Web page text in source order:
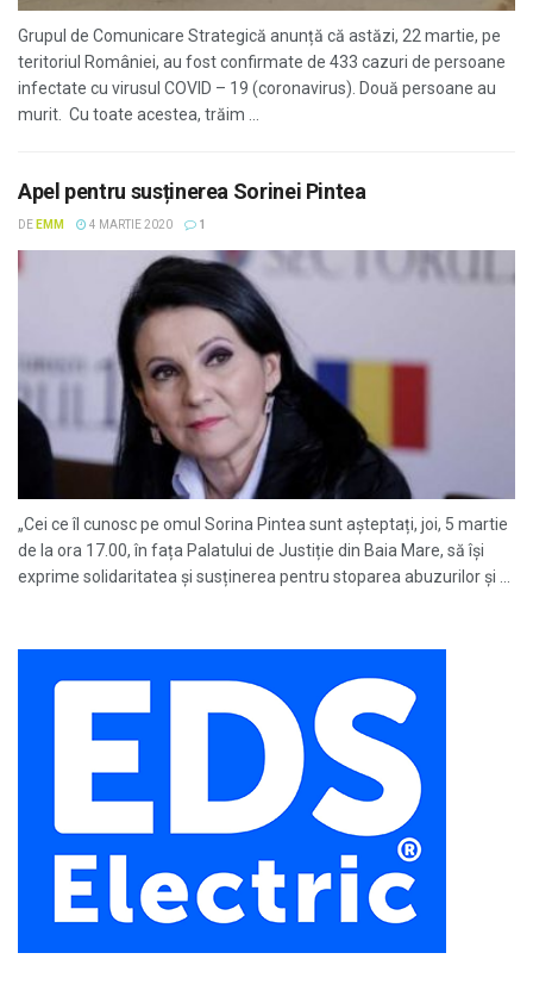
Grupul de Comunicare Strategică anunță că astăzi, 22 martie, pe
teritoriul României, au fost confirmate de 433 cazuri de persoane
infectate cu virusul COVID – 19 (coronavirus). Două persoane au
murit. Cu toate acestea, trăim ...
Apel pentru susținerea Sorinei Pintea
DE EMM 4 MARTIE 2020 1
„Cei ce îl cunosc pe omul Sorina Pintea sunt așteptați, joi, 5 martie
de la ora 17.00, în fața Palatului de Justiție din Baia Mare, să își
exprime solidaritatea și susținerea pentru stoparea abuzurilor și ...